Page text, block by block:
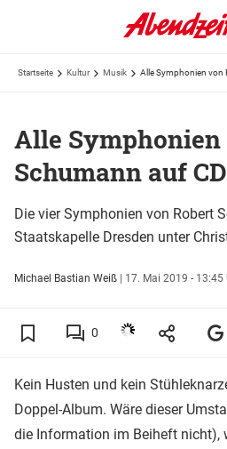
Startseite Kultur Musik Alle Symphonien von
Alle Symphonien
Schumann auf CD
Die vier Symphonien von Robert
Staatskapelle Dresden unter
Michael Bastian Weiß | 17. Mai 2019 - 13:45
0
Kein Husten und kein
Doppel-Album. Wäre dieser
die Information im Beiheft nicht),